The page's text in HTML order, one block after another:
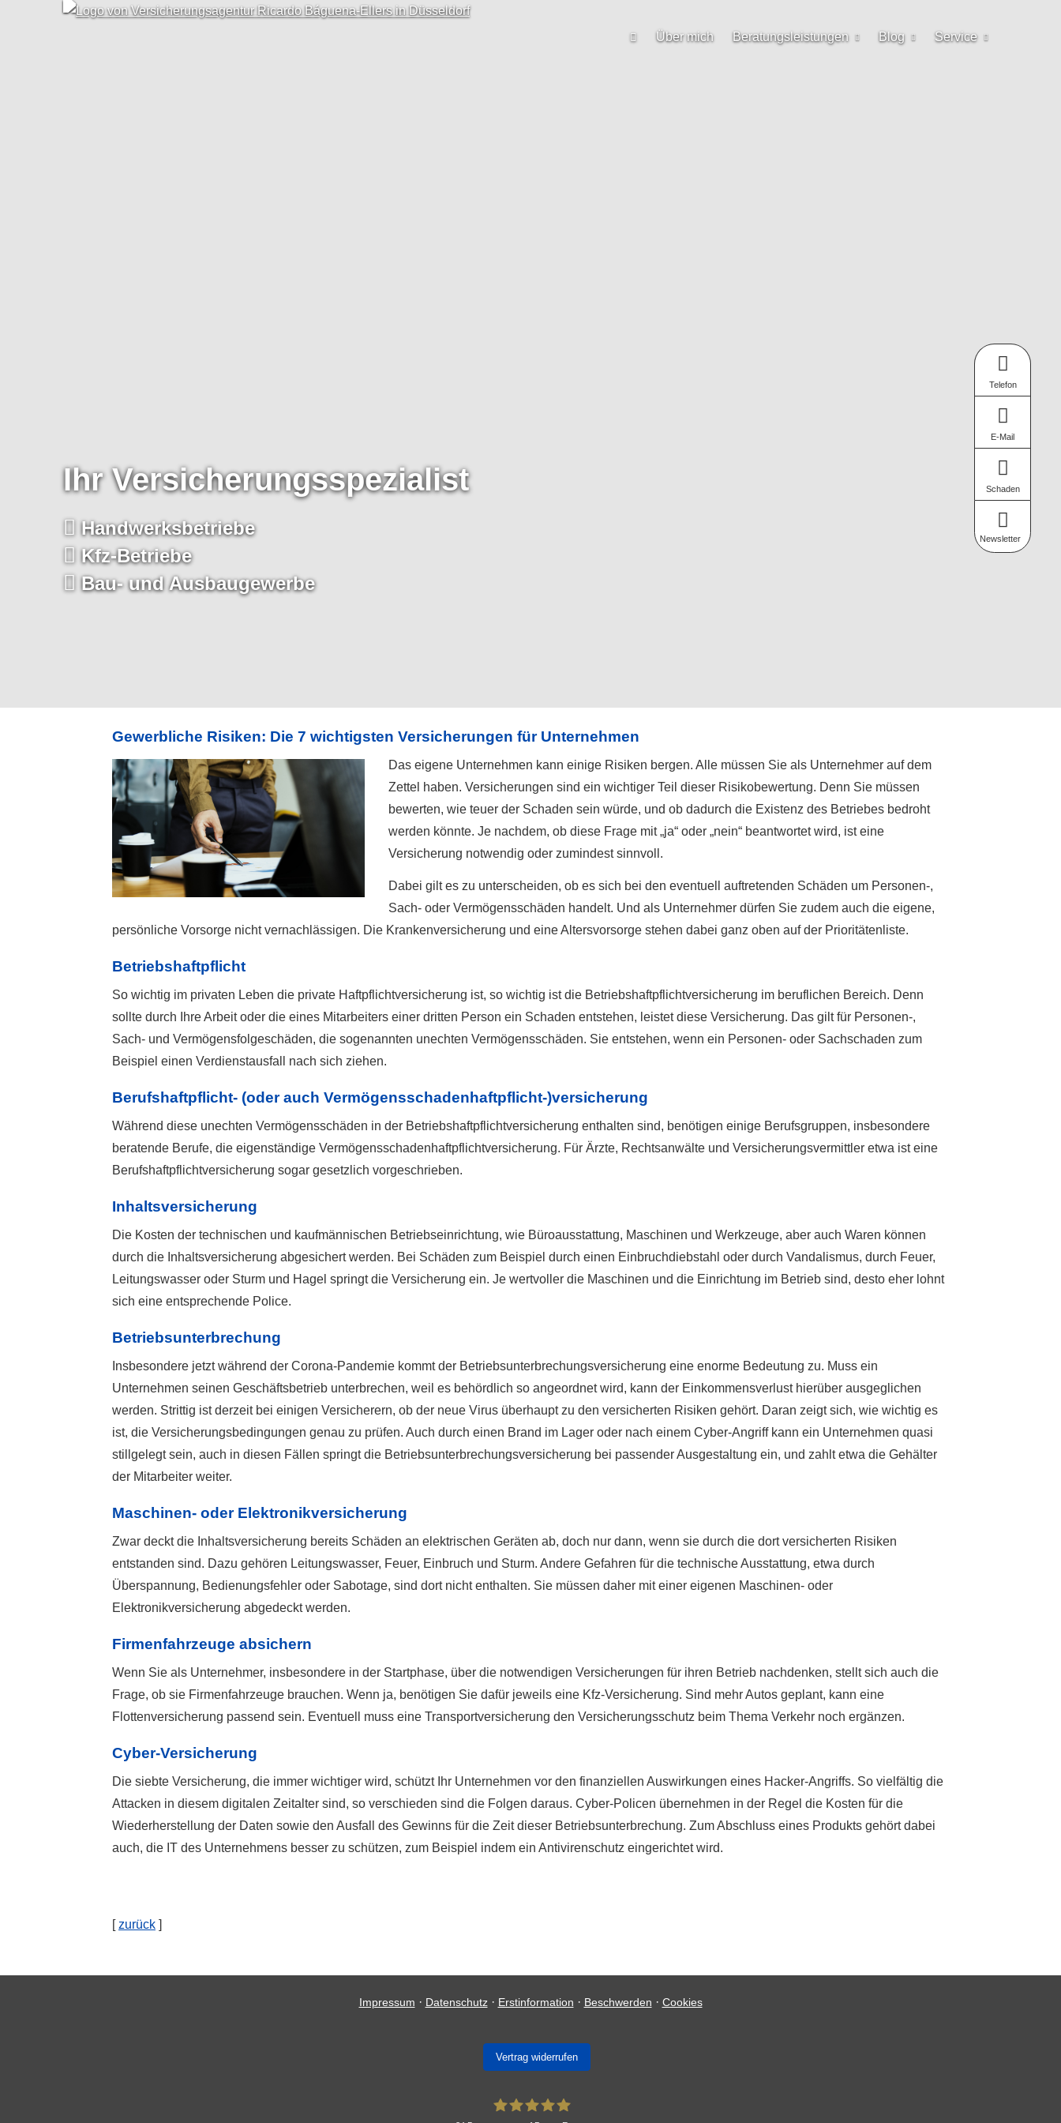
Über mich Beratungsleistungen Blog Service
Telefon
E-Mail
Schaden
Newsletter
Ihr Versicherungsspezialist
Handwerksbetriebe
Kfz-Betriebe
Bau- und Ausbaugewerbe
Gewerbliche Risiken: Die 7 wichtigsten Versicherungen für Unternehmen
Das eigene Unternehmen kann einige Risiken bergen. Alle müssen Sie als Unternehmer auf dem
Zettel haben. Versicherungen sind ein wichtiger Teil dieser Risikobewertung. Denn Sie müssen
bewerten, wie teuer der Schaden sein würde, und ob dadurch die Existenz des Betriebes bedroht
werden könnte. Je nachdem, ob diese Frage mit „ja“ oder „nein“ beantwortet wird, ist eine
Versicherung notwendig oder zumindest sinnvoll.
Dabei gilt es zu unterscheiden, ob es sich bei den eventuell auftretenden Schäden um Per­sonen-,
Sach- oder Vermögensschäden handelt. Und als Unternehmer dürfen Sie zudem auch die eigene,
persönliche Vorsorge nicht vernachlässigen. Die Kranken­ver­si­che­rung und eine Alters­vorsorge stehen dabei ganz oben auf der Prioritätenliste.
Betriebshaftpflicht
So wichtig im privaten Leben die private Haft­pflichtversicherung ist, so wichtig ist die Betriebshaftpflichtversicherung im beruflichen Bereich. Denn
sollte durch Ihre Arbeit oder die eines Mitarbeiters einer dritten Person ein Schaden entstehen, leistet diese Versicherung. Das gilt für Per­sonen-,
Sach- und Vermögensfolgeschäden, die sogenannten unechten Vermögensschäden. Sie entstehen, wenn ein Per­sonen- oder Sachschaden zum
Beispiel einen Verdienstausfall nach sich ziehen.
Berufshaftpflicht- (oder auch Vermögensschadenhaftpflicht-)versicherung
Während diese unechten Vermögensschäden in der Betriebshaftpflichtversicherung enthalten sind, benötigen einige Berufsgruppen, insbesondere
beratende Berufe, die eigenständige Vermögensschadenhaftpflichtversicherung. Für Ärzte, Rechtsanwälte und Versicherungsvermittler etwa ist eine
Berufshaftpflichtversicherung sogar gesetzlich vorgeschrieben.
Inhaltsversicherung
Die Kosten der technischen und kaufmännischen Betriebseinrichtung, wie Büroausstattung, Maschinen und Werkzeuge, aber auch Waren können
durch die Inhaltsversicherung abgesichert werden. Bei Schäden zum Beispiel durch einen Einbruchdiebstahl oder durch Vandalismus, durch Feuer,
Leitungswasser oder Sturm und Hagel springt die Versicherung ein. Je wertvoller die Maschinen und die Einrichtung im Betrieb sind, desto eher lohnt
sich eine entsprechende Police.
Betriebsunterbrechung
Insbesondere jetzt während der Corona-Pandemie kommt der Betriebsunterbrechungsversicherung eine enorme Bedeutung zu. Muss ein
Unternehmen seinen Geschäftsbetrieb unterbrechen, weil es behördlich so angeordnet wird, kann der Einkommensverlust hierüber ausgeglichen
werden. Strittig ist derzeit bei einigen Versicherern, ob der neue Virus überhaupt zu den versicherten Risiken gehört. Daran zeigt sich, wie wichtig es
ist, die Versicherungsbedingungen genau zu prüfen. Auch durch einen Brand im Lager oder nach einem Cyber-Angriff kann ein Unternehmen quasi
stillgelegt sein, auch in diesen Fällen springt die Betriebsunterbrechungsversicherung bei passender Ausgestaltung ein, und zahlt etwa die Gehälter
der Mitarbeiter weiter.
Maschinen- oder Elektronikversicherung
Zwar deckt die Inhaltsversicherung bereits Schäden an elektrischen Geräten ab, doch nur dann, wenn sie durch die dort versicherten Risiken
entstanden sind. Dazu gehören Leitungswasser, Feuer, Einbruch und Sturm. Andere Gefahren für die technische Ausstattung, etwa durch
Überspannung, Bedienungsfehler oder Sabotage, sind dort nicht enthalten. Sie müssen daher mit einer eigenen Maschinen- oder
Elektronikversicherung abgedeckt werden.
Firmenfahrzeuge absichern
Wenn Sie als Unternehmer, insbesondere in der Startphase, über die notwendigen Versicherungen für ihren Betrieb nachdenken, stellt sich auch die
Frage, ob sie Firmenfahrzeuge brauchen. Wenn ja, benötigen Sie dafür jeweils eine Kfz-Versicherung. Sind mehr Autos geplant, kann eine
Flottenversicherung passend sein. Eventuell muss eine Transportversicherung den Versicherungsschutz beim Thema Verkehr noch ergänzen.
Cyber-Versicherung
Die siebte Versicherung, die immer wichtiger wird, schützt Ihr Unternehmen vor den finanziellen Auswirkungen eines Hacker-Angriffs. So vielfältig die
Attacken in diesem digitalen Zeitalter sind, so verschieden sind die Folgen daraus. Cyber-Policen übernehmen in der Regel die Kosten für die
Wiederherstellung der Daten sowie den Ausfall des Gewinns für die Zeit dieser Betriebsunterbrechung. Zum Abschluss eines Produkts gehört dabei
auch, die IT des Unternehmens besser zu schützen, zum Beispiel indem ein Antivirenschutz eingerichtet wird.
[zurück ]
Impressum · Datenschutz· Erstinformation · Beschwerden · Cookies
Vertrag widerrufen